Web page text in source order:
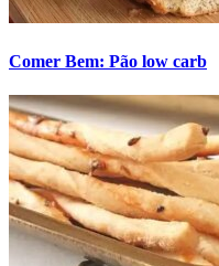
Comer Bem: Pão low carb